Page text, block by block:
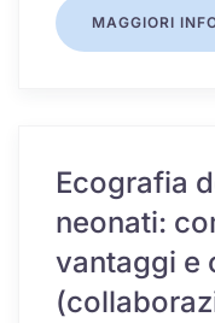
MAGGIORI
Ecografia
neonati:
vantaggi e